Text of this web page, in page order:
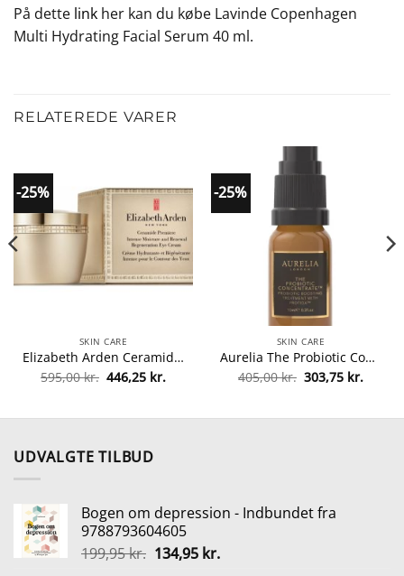
På dette link her kan du købe Lavinde Copenhagen
Multi Hydrating Facial Serum 40 ml.
RELATEREDE VARER
-25%
SKIN CARE
Elizabeth Arden Ceramide Premiere Regeneration Eye Cream 15 ml fra Elizabeth Arden
595,00kr. Den
oprindelige
595,00 kr..
446,25 kr.Den
446,25 kr..
-25%
SKIN CARE
Aurelia The Probiotic Concentrate 10 ml fra Aurelia
405,00kr. Den
oprindelige
405,00 kr..
303,75 kr.Den
kr..
UDVALGTE TILBUD
Bogen om depression - Indbundet fra
9788793604605
199,95kr. Den
134,95 kr.Den